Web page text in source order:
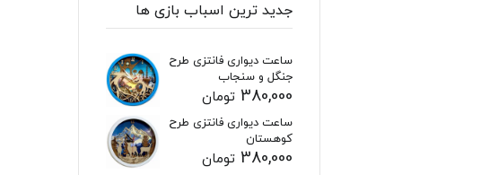
جدید ترین اسباب بازی ها
ساعت دیواری فانتزی طرح
جنگل و سنجاب
380,000 تومان
ساعت دیواری فانتزی طرح
کوهستان
380,000 تومان